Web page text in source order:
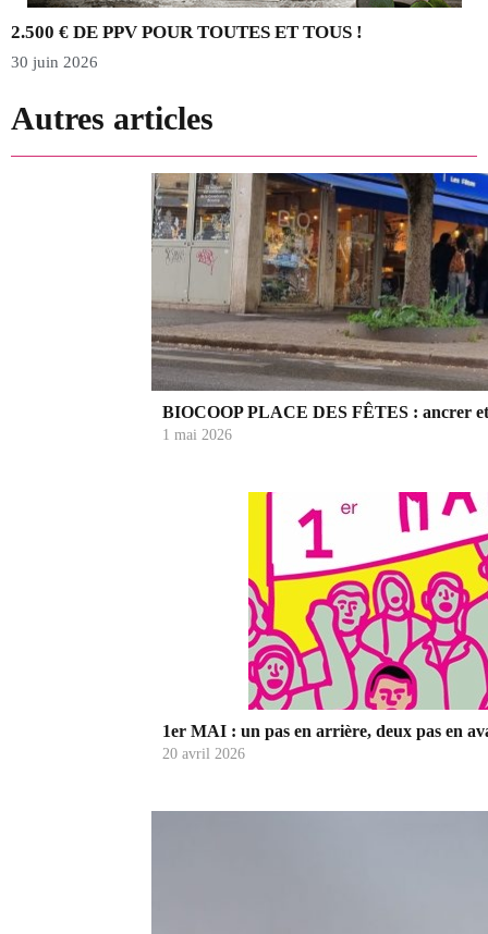
2.500 € DE PPV POUR TOUTES ET TOUS !
30 juin 2026
Autres articles
BIOCOOP PLACE DES FÊTES : ancrer
1 mai 2026
1er MAI : un pas en arrière, deux pas en
20 avril 2026